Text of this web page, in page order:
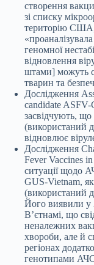
створення
зі списку
територію США,
геномної
відновлення
штами] можуть
тварин та
Дослідження
candidate
засвідчують,
(використаний
відновлює
Дослідження
Fever Vaccines
ситуації щодо
GUS-Vietnam,
(використаний
Його виявили у
В’єтнамі, що
неналежних
хвороби, але й
регіонах
генотипами